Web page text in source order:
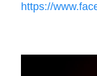
https://